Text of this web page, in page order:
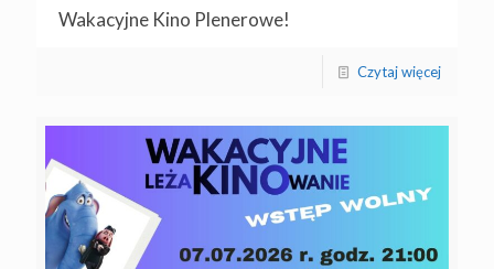
Wakacyjne Kino Plenerowe!
Czytaj więcej